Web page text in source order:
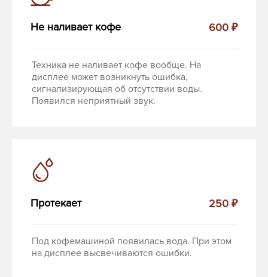
Не наливает кофе 600 ₽
Техника не наливает кофе вообще. На
дисплее может возникнуть ошибка,
сигнализирующая об отсутствии воды.
Появился неприятный звук.
Протекает 250 ₽
Под кофемашиной появилась вода. При этом
на дисплее высвечиваются ошибки.